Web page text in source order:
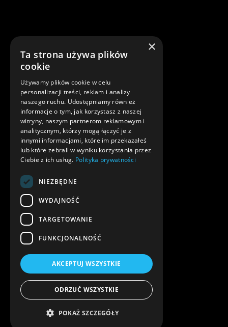
×
Ta strona używa plików
cookie
Używamy plików cookie w celu
personalizacji treści, reklam i analizy
naszego ruchu. Udostępniamy również
informacje o tym, jak korzystasz z naszej
witryny, naszym partnerom reklamowym i
analitycznym, którzy mogą łączyć je z
innymi informacjami, które im przekazałeś
lub które zebrali w wyniku korzystania przez
Ciebie z ich usług. Polityka prywatności
NIEZBĘDNE
WYDAJNOŚĆ
TARGETOWANIE
FUNKCJONALNOŚĆ
AKCEPTUJ WSZYSTKIE
ODRZUĆ WSZYSTKIE
POKAŻ SZCZEGÓŁY